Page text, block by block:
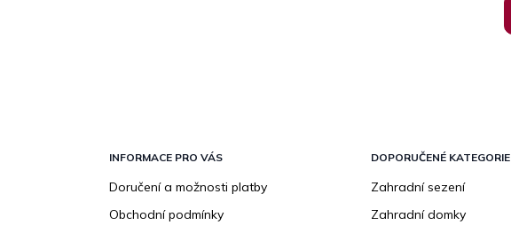
INFORMACE PRO VÁS
Doručení a možnosti platby
Obchodní podmínky
DOPORUČENÉ KATEGORIE
Zahradní sezení
Zahradní domky